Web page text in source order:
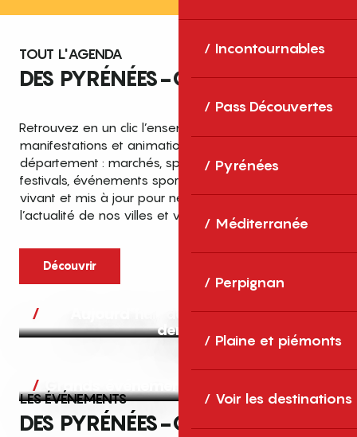
Incontournables
Pass Découvertes
Pyrénées
Méditerranée
Perpignan
Plaine et piémonts
Voir les destinations
TOUT L'AGENDA
DES PYRÉNÉES-ORIENTALES
Retrouvez en un clic l’ensemble des fêtes,
manifestations et animations recensées dans le
département : marchés, spectacles, expositions,
festivals, événements sportifs et culturels… un agenda
vivant et mis à jour pour ne rien manquer de
l’actualité de nos villes et villages.
Découvrir
Aujourd’hui, demain et après-
demain
Grands événements
LES ÉVÉNEMENTS
DES PYRÉNÉES-ORIENTALES